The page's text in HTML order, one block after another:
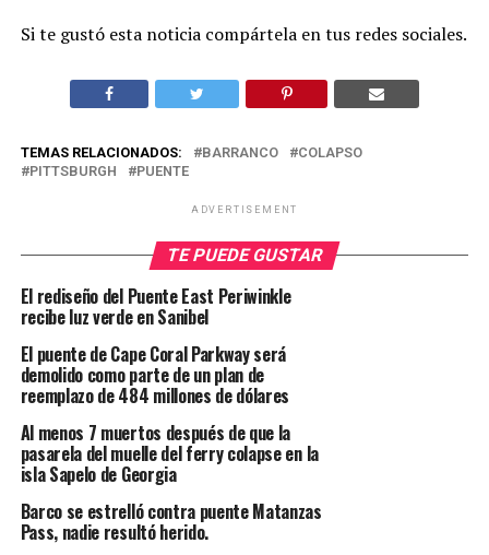
Si te gustó esta noticia compártela en tus redes sociales.
TEMAS RELACIONADOS: BARRANCO
COLAPSO
PITTSBURGH
PUENTE
ADVERTISEMENT
TE PUEDE GUSTAR
El rediseño del Puente East Periwinkle
recibe luz verde en Sanibel
El puente de Cape Coral Parkway será
demolido como parte de un plan de
reemplazo de 484 millones de dólares
Al menos 7 muertos después de que la
pasarela del muelle del ferry colapse en la
isla Sapelo de Georgia
Barco se estrelló contra puente Matanzas
Pass, nadie resultó herido.